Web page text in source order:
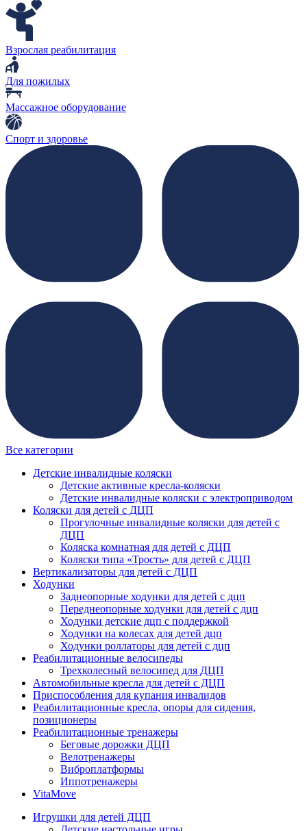
Взрослая реабилитация
Для пожилых
Массажное оборудование
Спорт и здоровье
Все категории
Детские инвалидные коляски
Детские активные кресла-коляски
Детские инвалидные коляски с электроприводом
Коляски для детей с ДЦП
Прогулочные инвалидные коляски для детей с
ДЦП
Коляска комнатная для детей с ДЦП
Коляски типа «Трость» для детей с ДЦП
Вертикализаторы для детей с ДЦП
Ходунки
Заднеопорные ходунки для детей с дцп
Переднеопорные ходунки для детей с дцп
Ходунки детские дцп с поддержкой
Ходунки на колесах для детей дцп
Ходунки роллаторы для детей с дцп
Реабилитационные велосипеды
Трехколесный велосипед для ДЦП
Автомобильные кресла для детей с ДЦП
Приспособления для купания инвалидов
Реабилитационные кресла, опоры для сидения,
позиционеры
Реабилитационные тренажеры
Беговые дорожки ДЦП
Велотренажеры
Виброплатформы
Иппотренажеры
VitaMove
Игрушки для детей ДЦП